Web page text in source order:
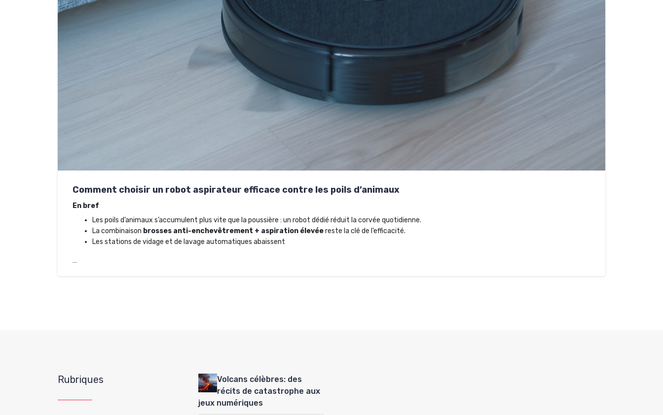
Comment choisir un robot aspirateur efficace contre les poils d’animaux
En bref
Les poils d’animaux s’accumulent plus vite que la poussière : un robot dédié réduit la corvée quotidienne.
La combinaison brosses anti-enchevêtrement + aspiration élevéereste la clé de l’efficacité.
Les stations de vidage et de lavage automatiques abaissent
…
Rubriques
Volcans célèbres: des
récits de catastrophe aux
jeux numériques